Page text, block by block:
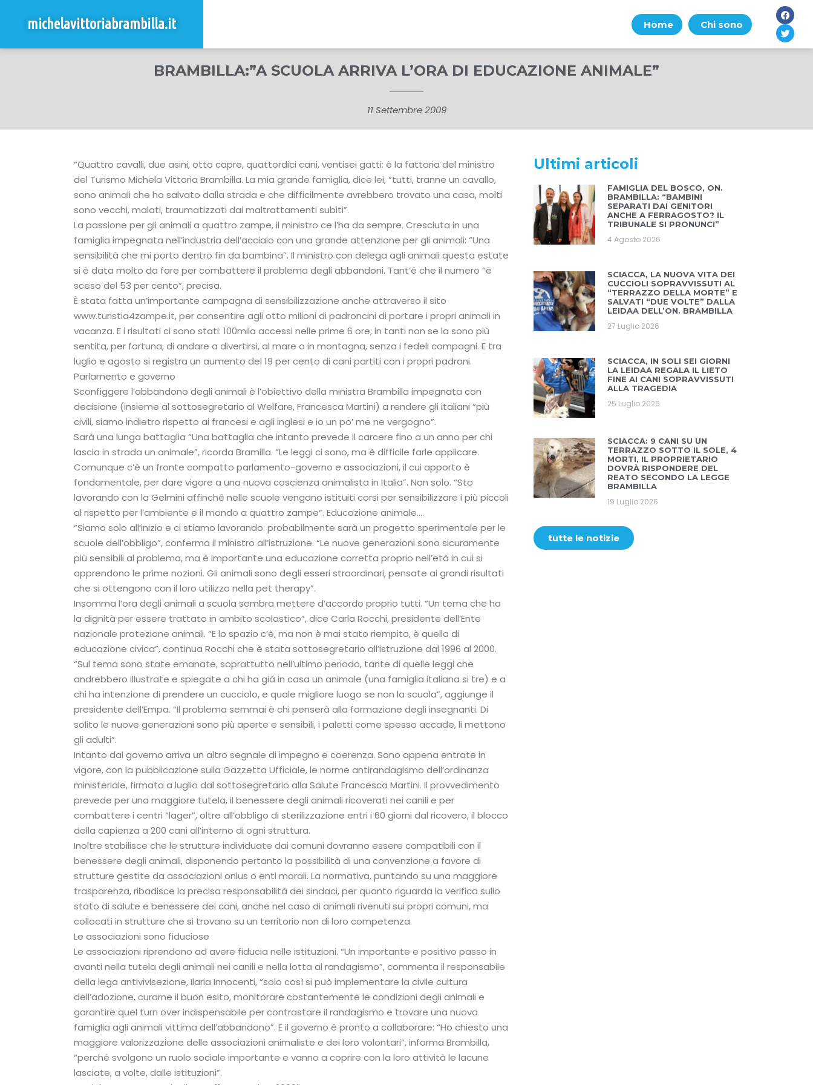
michelavittoriabrambilla.it Home Chi sono
BRAMBILLA:”A SCUOLA ARRIVA L’ORA DI EDUCAZIONE ANIMALE”
11 Settembre 2009
“Quattro cavalli, due asini, otto capre, quattordici cani, ventisei gatti: è la fattoria del ministro
del Turismo Michela Vittoria Brambilla. La mia grande famiglia, dice lei, “tutti, tranne un cavallo,
sono animali che ho salvato dalla strada e che difficilmente avrebbero trovato una casa, molti
sono vecchi, malati, traumatizzati dai maltrattamenti subiti”.
La passione per gli animali a quattro zampe, il ministro ce l’ha da sempre. Cresciuta in una
famiglia impegnata nell’industria dell’acciaio con una grande attenzione per gli animali: “Una
sensibilità che mi porto dentro fin da bambina”. Il ministro con delega agli animali questa estate
si è data molto da fare per combattere il problema degli abbandoni. Tant’é che il numero “è
sceso del 53 per cento”, precisa.
È stata fatta un’importante campagna di sensibilizzazione anche attraverso il sito
www.turistia4zampe.it, per consentire agli otto milioni di padroncini di portare i propri animali in
vacanza. E i risultati ci sono stati: 100mila accessi nelle prime 6 ore; in tanti non se la sono più
sentita, per fortuna, di andare a divertirsi, al mare o in montagna, senza i fedeli compagni. E tra
luglio e agosto si registra un aumento del 19 per cento di cani partiti con i propri padroni.
Parlamento e governo
Sconfiggere l’abbandono degli animali è l’obiettivo della ministra Brambilla impegnata con
decisione (insieme al sottosegretario al Welfare, Francesca Martini) a rendere gli italiani “più
civili, siamo indietro rispetto ai francesi e agli inglesi e io un po’ me ne vergogno”.
Sarà una lunga battaglia “Una battaglia che intanto prevede il carcere fino a un anno per chi
lascia in strada un animale”, ricorda Bramilla. “Le leggi ci sono, ma è difficile farle applicare.
Comunque c’è un fronte compatto parlamento-governo e associazioni, il cui apporto è
fondamentale, per dare vigore a una nuova coscienza animalista in Italia”. Non solo. “Sto
lavorando con la Gelmini affinché nelle scuole vengano istituiti corsi per sensibilizzare i più piccoli
al rispetto per l’ambiente e il mondo a quattro zampe”. Educazione animale….
“Siamo solo all’inizio e ci stiamo lavorando: probabilmente sarà un progetto sperimentale per le
scuole dell’obbligo”, conferma il ministro all’istruzione. “Le nuove generazioni sono sicuramente
più sensibili al problema, ma è importante una educazione corretta proprio nell’età in cui si
apprendono le prime nozioni. Gli animali sono degli esseri straordinari, pensate ai grandi risultati
che si ottengono con il loro utilizzo nella pet therapy”.
Insomma l’ora degli animali a scuola sembra mettere d’accordo proprio tutti. “Un tema che ha
la dignità per essere trattato in ambito scolastico”, dice Carla Rocchi, presidente dell’Ente
nazionale protezione animali. “E lo spazio c’è, ma non è mai stato riempito, è quello di
educazione civica”, continua Rocchi che è stata sottosegretario all’istruzione dal 1996 al 2000.
“Sul tema sono state emanate, soprattutto nell’ultimo periodo, tante di quelle leggi che
andrebbero illustrate e spiegate a chi ha già in casa un animale (una famiglia italiana si tre) e a
chi ha intenzione di prendere un cucciolo, e quale migliore luogo se non la scuola”, aggiunge il
presidente dell’Empa. “Il problema semmai è chi penserà alla formazione degli insegnanti. Di
solito le nuove generazioni sono più aperte e sensibili, i paletti come spesso accade, li mettono
gli adulti”.
Intanto dal governo arriva un altro segnale di impegno e coerenza. Sono appena entrate in
vigore, con la pubblicazione sulla Gazzetta Ufficiale, le norme antirandagismo dell’ordinanza
ministeriale, firmata a luglio dal sottosegretario alla Salute Francesca Martini. Il provvedimento
prevede per una maggiore tutela, il benessere degli animali ricoverati nei canili e per
combattere i centri “lager”, oltre all’obbligo di sterilizzazione entri i 60 giorni dal ricovero, il blocco
della capienza a 200 cani all’interno di ogni struttura.
Inoltre stabilisce che le strutture individuate dai comuni dovranno essere compatibili con il
benessere degli animali, disponendo pertanto la possibilità di una convenzione a favore di
strutture gestite da associazioni onlus o enti morali. La normativa, puntando su una maggiore
trasparenza, ribadisce la precisa responsabilità dei sindaci, per quanto riguarda la verifica sullo
stato di salute e benessere dei cani, anche nel caso di animali rivenuti sui propri comuni, ma
collocati in strutture che si trovano su un territorio non di loro competenza.
Le associazioni sono fiduciose
Le associazioni riprendono ad avere fiducia nelle istituzioni. “Un importante e positivo passo in
avanti nella tutela degli animali nei canili e nella lotta al randagismo”, commenta il responsabile
della lega antivivisezione, Ilaria Innocenti, “solo così si può implementare la civile cultura
dell’adozione, curarne il buon esito, monitorare costantemente le condizioni degli animali e
garantire quel turn over indispensabile per contrastare il randagismo e trovare una nuova
famiglia agli animali vittima dell’abbandono”. E il governo è pronto a collaborare: “Ho chiesto una
maggiore valorizzazione delle associazioni animaliste e dei loro volontari”, informa Brambilla,
“perché svolgono un ruolo sociale importante e vanno a coprire con la loro attività le lacune
lasciate, a volte, dalle istituzioni”.
Ultimi articoli
FAMIGLIA DEL BOSCO, ON.
BRAMBILLA: “BAMBINI
SEPARATI DAI GENITORI
ANCHE A FERRAGOSTO? IL
TRIBUNALE SI PRONUNCI”
4 Agosto 2026
SCIACCA, LA NUOVA VITA DEI
CUCCIOLI SOPRAVVISSUTI AL
“TERRAZZO DELLA MORTE” E
SALVATI “DUE VOLTE” DALLA
LEIDAA DELL’ON. BRAMBILLA
27 Luglio 2026
SCIACCA, IN SOLI SEI GIORNI
LA LEIDAA REGALA IL LIETO
FINE AI CANI SOPRAVVISSUTI
ALLA TRAGEDIA
25 Luglio 2026
SCIACCA: 9 CANI SU UN
TERRAZZO SOTTO IL SOLE, 4
MORTI, IL PROPRIETARIO
DOVRÀ RISPONDERE DEL
REATO SECONDO LA LEGGE
BRAMBILLA
19 Luglio 2026
tutte le notizie